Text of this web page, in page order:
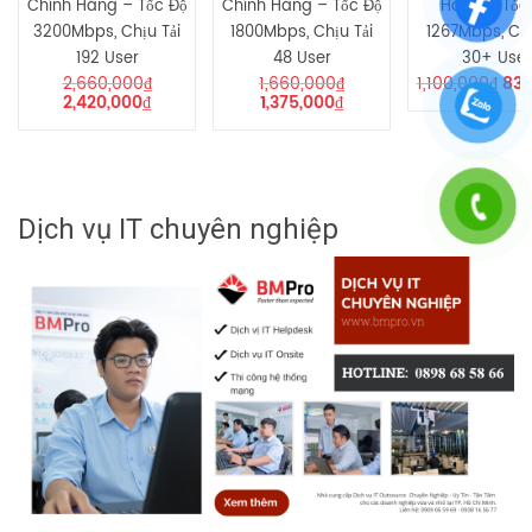
Chính Hãng – Tốc Độ
3200Mbps, Chịu Tải
192 User
2,660,000₫
2,420,000₫
Chính Hãng – Tốc Độ
1800Mbps, Chịu Tải
48 User
1,660,000₫
1,375,000₫
Hãng –
1267Mbps,
30+ User
1,100,000₫
Dịch vụ IT chuyên nghiệp